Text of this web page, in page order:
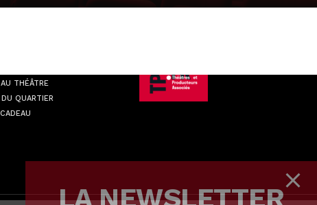
THÉÂTRE
QUARTIER